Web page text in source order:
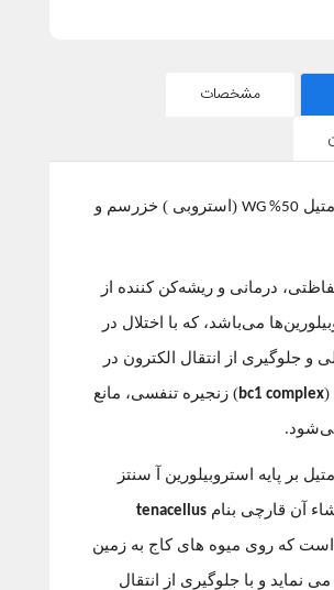
مشخصات
50% WG
(استروبی ) خزرسم و
درمانی و ریشه‌کن کننده از
می‌باشد، که با اختلال در
و جلوگیری از انتقال الکترون در
(
bc1 complex) زنجیره تنفسی، مانع
بر پایه استروبیلورین آ سنتز
آن قارچی بنام tenacellus
است که روی میوه های کاج به زمین
می نماید و با جلوگیری از انتقال